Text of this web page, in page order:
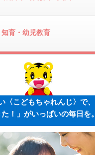
知育・幼児教育
〈こどもちゃれんじ〉で、
た！」がいっぱいの毎日を。